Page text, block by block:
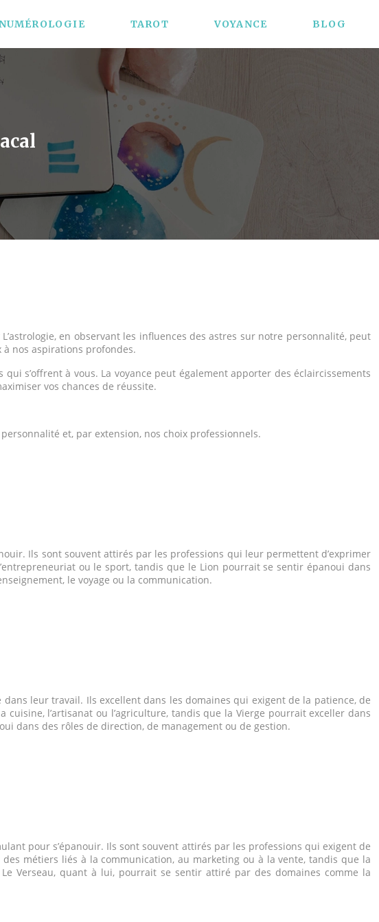
TAROT VOYANCE BLOG
en observant les influences des astres sur notre personnalité, peut
nos aspirations profondes.
s’offrent à vous. La voyance peut également apporter des éclaircissements
vos chances de réussite.
et, par extension, nos choix professionnels.
Ils sont souvent attirés par les professions qui leur permettent d’exprimer
ou le sport, tandis que le Lion pourrait se sentir épanoui dans
le voyage ou la communication.
leur travail. Ils excellent dans les domaines qui exigent de la patience, de
l’artisanat ou l’agriculture, tandis que la Vierge pourrait exceller dans
dans des rôles de direction, de management ou de gestion.
pour s’épanouir. Ils sont souvent attirés par les professions qui exigent de
métiers liés à la communication, au marketing ou à la vente, tandis que la
Verseau, quant à lui, pourrait se sentir attiré par des domaines comme la